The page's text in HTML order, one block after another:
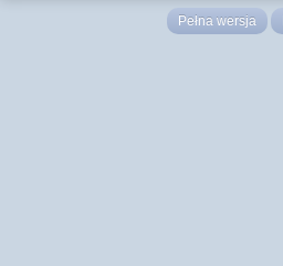
Pełna wersja